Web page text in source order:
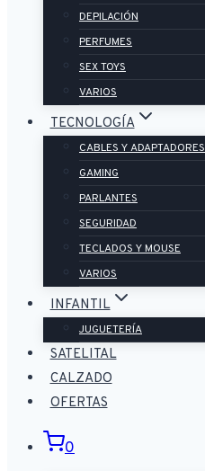
DEPILACIÓN
PERFUMES
SEX TOYS
VARIOS
TECNOLOGÍA
CABLES Y ADAPTADORES
GAMING
PARLANTES
SEGURIDAD
TECLADOS Y MOUSE
VARIOS
INFANTIL
JUGUETERÍA
SATELITAL
CALZADO
OFERTAS
0